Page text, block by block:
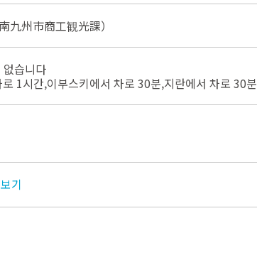
南九州市商工観光課）
습니다
1시간,이부스키에서 차로 30분,지란에서 차로 30분
기